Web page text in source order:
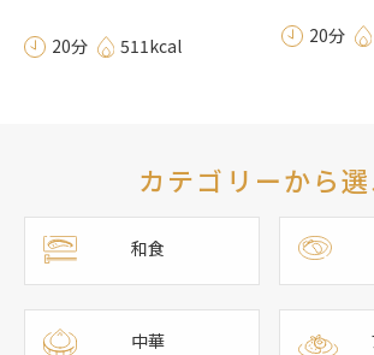
20分 511kcal 20分
カテゴリーから
和食
中華